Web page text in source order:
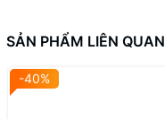
SẢN PHẨM LIÊN QUAN
-40%